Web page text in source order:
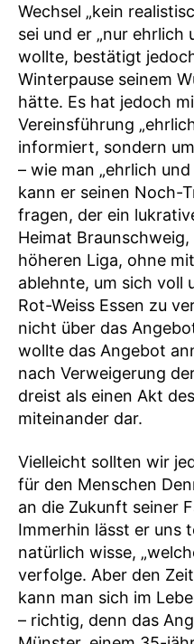
Wechsel „kein
sei und er „nur ehrlich
wollte, bestätigt
Winterpause seinem
hätte. Es hat jedoch
Vereinsführung
informiert, sondern
– wie man „ehrlich
kann er seinen Noch-
fragen, der ein
Heimat
höheren Liga, ohne
ablehnte, um sich voll
Rot-Weiss Essen zu
nicht über das
wollte das Angebot
nach Verweigerung
dreist als einen Akt
miteinander dar.
Vielleicht sollten wir
für den Menschen
an die Zukunft seiner
Immerhin lässt er uns
natürlich wisse,
verfolge. Aber den
kann man sich im
– richtig, denn das